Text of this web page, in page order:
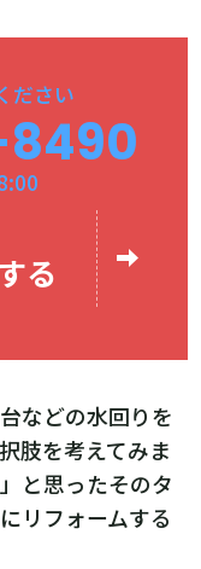
ださい
る
などの水回りを
肢を考えてみま
と思ったそのタ
リフォームする